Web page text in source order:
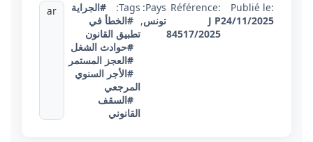
Publié le:
24/11/2025
Référence:
J P
84517/2025
Pays:
تونس,
Tags:
#الجراية
#الخطأ في
تطبيق القانون
#حوادث الشغل
#العجز المستمر
#الأجر السنوي
المرجعي
#السقف
القانوني
ar